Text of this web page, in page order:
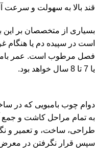
قند بالا به سهولت و سرعت
بسیاری از متخصصان بر این
است در سپیده دم یا
یا 7 تا 8 سال خواهد بود.
دوام چوب بامبویی که در
به تمام مراحل کاشت و
طراحی، ساخت، و تعمیر و
سپس قرار نگرفتن در معرض